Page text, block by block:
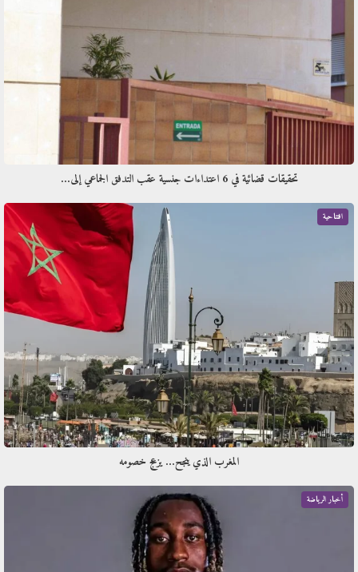
تحقيقات قضائية في 6 اعتداءات جنسية عقب التدفق الجماعي إلى…
افتتاحية
المغرب الذي ينجح… يزعج خصومه
أخبار الرياضة